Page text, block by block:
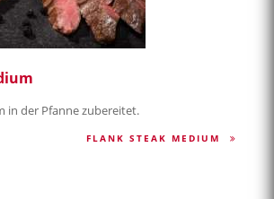
in der Pfanne zubereitet.
FLANK STEAK MEDIUM